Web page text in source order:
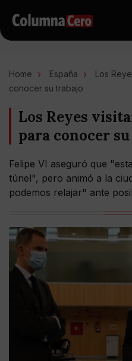
Home España
Los
conocer su trabajo
Los Reyes
para conocer
Felipe VI aseguró que
túnel", pero animó a la
podemos relajar" ante